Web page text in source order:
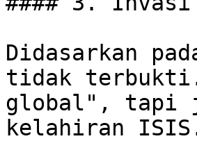
Didasarkan
tidak terbukti.
global", tapi
kelahiran